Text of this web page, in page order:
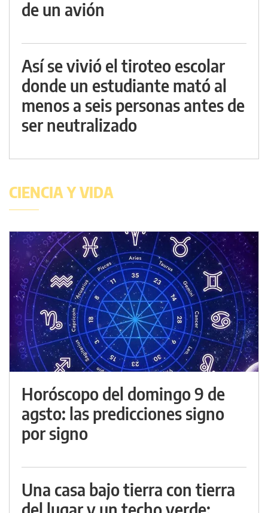
de un avión
Así se vivió el tiroteo escolar
donde un estudiante mató al
menos a seis personas antes de
ser neutralizado
CIENCIA Y VIDA
Horóscopo del domingo 9 de
agsto: las predicciones signo
por signo
Una casa bajo tierra con tierra